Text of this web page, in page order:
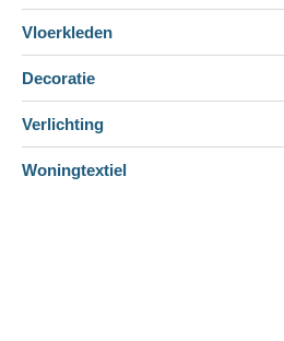
Vloerkleden
Decoratie
Verlichting
Woningtextiel